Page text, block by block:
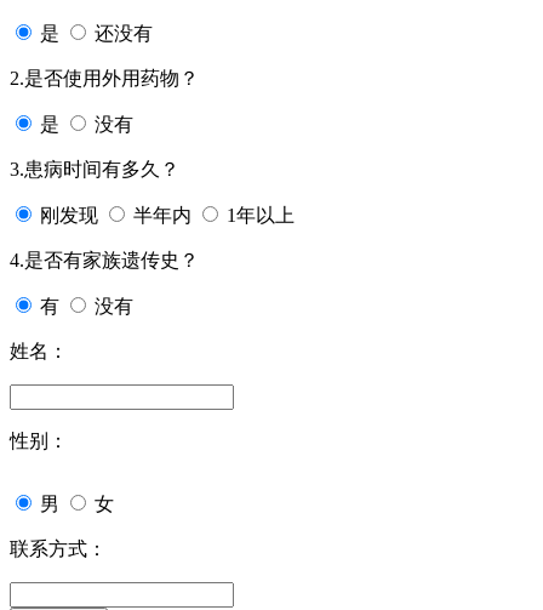
是 还没有
2.是否使用外用药物？
是 没有
3.患病时间有多久？
刚发现 半年内 1年以上
4.是否有家族遗传史？
有 没有
姓名：
性别：
男 女
联系方式：